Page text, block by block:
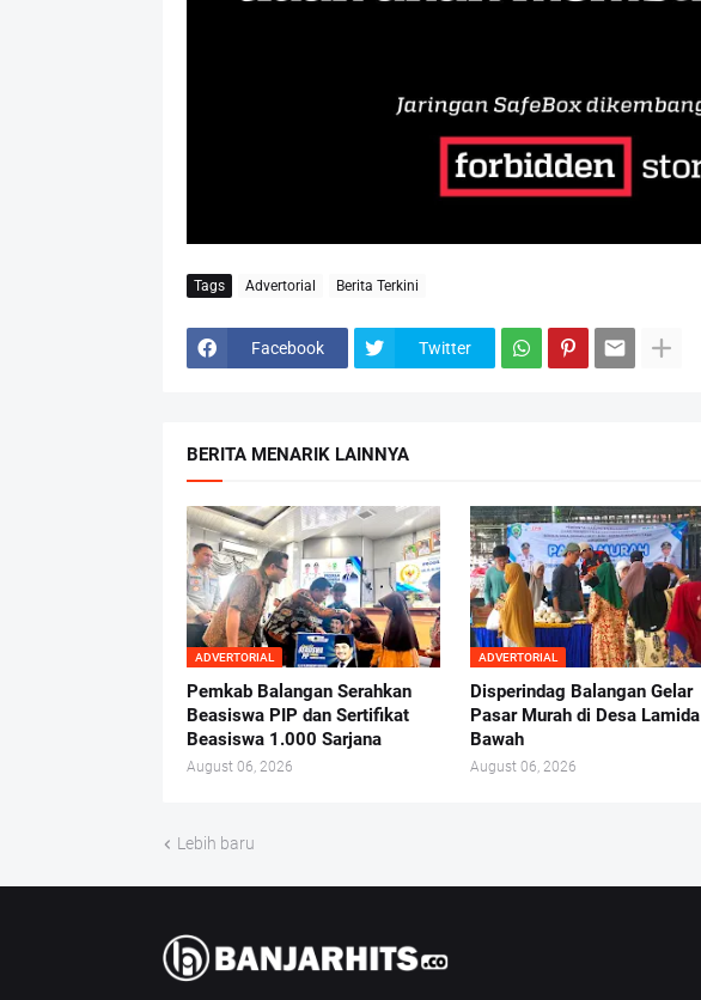
Tags Advertorial Berita Terkini
Facebook Twitter
BERITA MENARIK LAINNYA
ADVERTORIAL
Pemkab Balangan Serahkan
Beasiswa PIP dan Sertifikat
Beasiswa 1.000 Sarjana
August 06, 2026
ADVERTORIAL
Disperindag Balangan Gelar
Pasar Murah di Desa Lamida
Bawah
August 06, 2026
Lebih baru